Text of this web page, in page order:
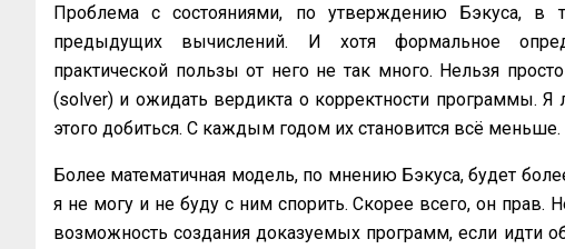
Проблема с состояниями, по утверждению Бэкуса, в
предыдущих вычислений. И хотя формальное
практической пользы от него не так много. Нельзя
(solver) и ожидать вердикта о корректности программы.
этого добиться. С каждым годом их становится всё меньше.
Более математичная модель, по мнению Бэкуса, будет
я не могу и не буду с ним спорить. Скорее всего, он
возможность создания доказуемых программ, если идти